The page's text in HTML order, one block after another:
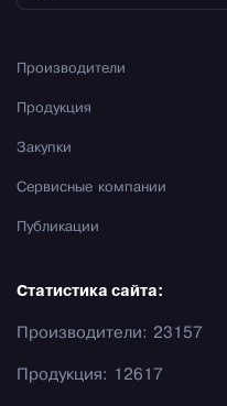
Производители
Продукция
Закупки
Сервисные компании
Публикации
Статистика сайта:
Производители: 23157
Продукция: 12617